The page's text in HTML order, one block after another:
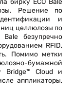
бирку ECO Bale
Решение по
и
целлюлозы по
безупречно
RFID,
Помимо метки
бумажной
Bridge™ Cloud и
аппликаторы,